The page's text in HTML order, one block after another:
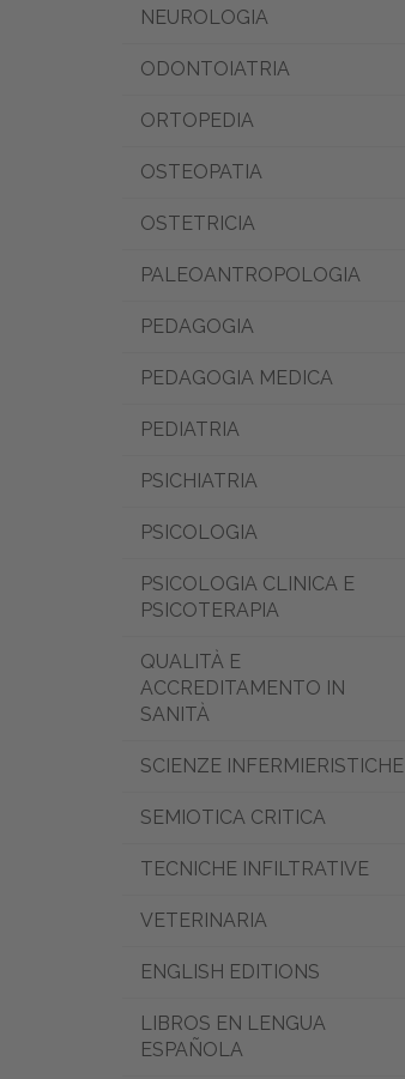
NEUROLOGIA
ODONTOIATRIA
ORTOPEDIA
OSTEOPATIA
OSTETRICIA
PALEOANTROPOLOGIA
PEDAGOGIA
PEDAGOGIA MEDICA
PEDIATRIA
PSICHIATRIA
PSICOLOGIA
PSICOLOGIA CLINICA E
PSICOTERAPIA
QUALITÀ E
ACCREDITAMENTO IN
SANITÀ
SCIENZE INFERMIERISTICHE
SEMIOTICA CRITICA
TECNICHE INFILTRATIVE
VETERINARIA
ENGLISH EDITIONS
LIBROS EN LENGUA
ESPAÑOLA